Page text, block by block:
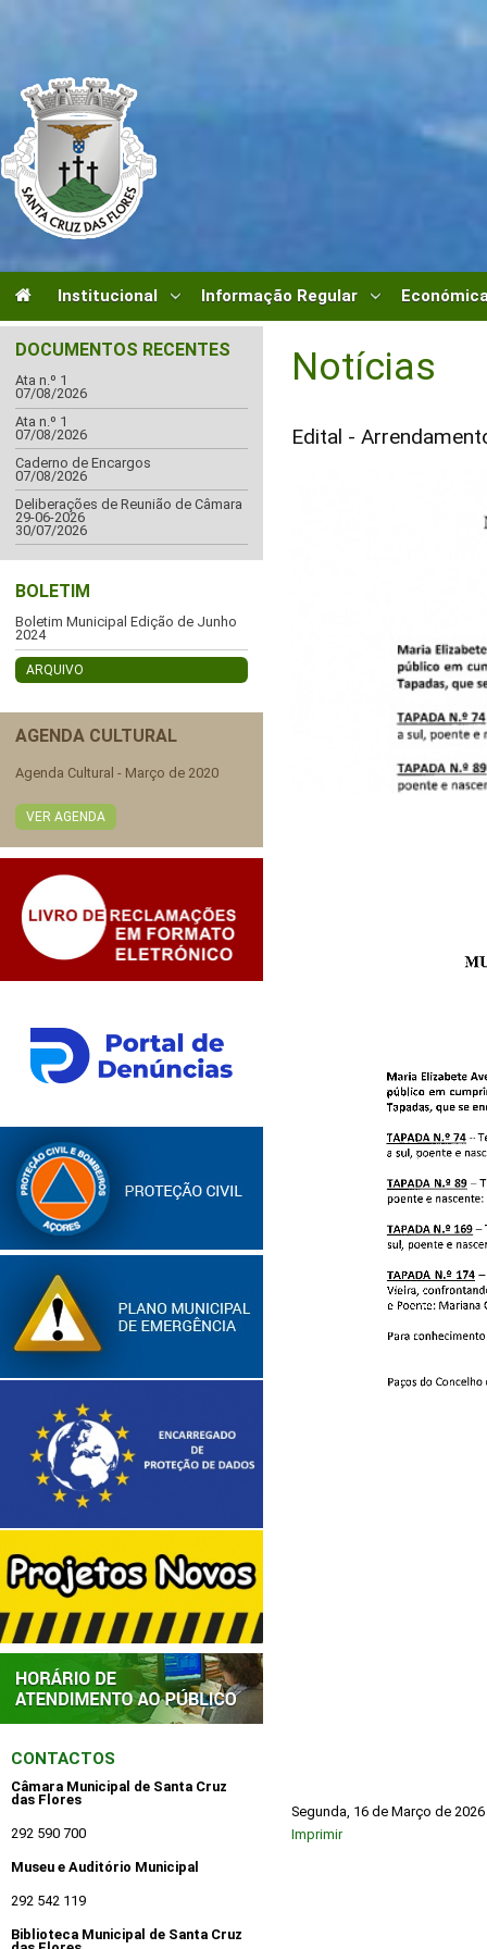
Institucional Informação Regular
DOCUMENTOS RECENTES
Ata n.º 1
07/08/2026
Ata n.º 1
07/08/2026
Caderno de Encargos
07/08/2026
Deliberações de Reunião de Câmara
29-06-2026
30/07/2026
BOLETIM
Boletim Municipal Edição de Junho
2024
ARQUIVO
AGENDA CULTURAL
Agenda Cultural - Março de 2020
VER AGENDA
CONTACTOS
Câmara Municipal de Santa Cruz
das Flores
292 590 700
Museu e Auditório Municipal
292 542 119
Biblioteca Municipal de Santa Cruz
Notícias
Edital -
Segunda, 16 de Março de 2026
Imprimir